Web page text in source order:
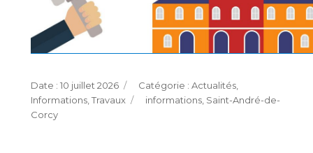
Publié
le
10 juillet 2026 Catégories
Actualités,
Informations,Travaux Étiquettes
informations, Saint-André-de-
Corcy